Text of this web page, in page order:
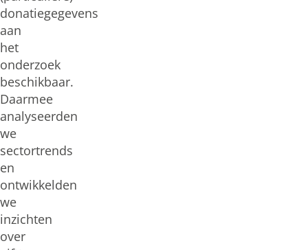
donatiegegevens
aan
het
onderzoek
beschikbaar.
Daarmee
analyseerden
we
sectortrends
en
ontwikkelden
we
inzichten
over